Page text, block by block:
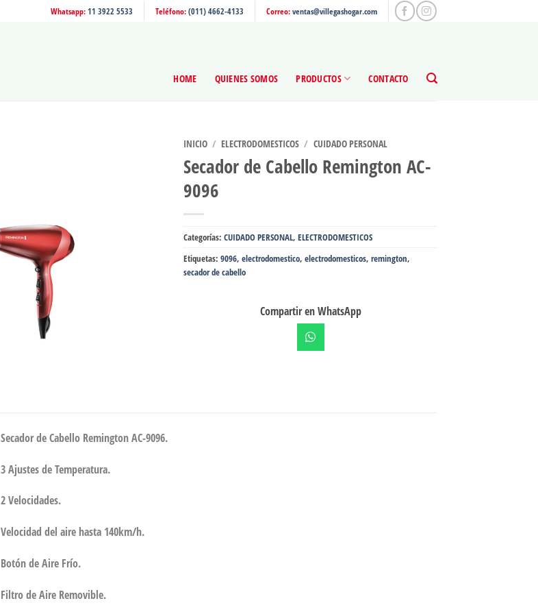
Whatsapp:11 3922 5533 Teléfono:(011) 4662-4133 Correo:ventas@villegashogar.com
HOME QUIENES SOMOS PRODUCTOS CONTACTO
INICIO / ELECTRODOMESTICOS / CUIDADO PERSONAL
Secador de Cabello Remington AC-
9096
Categorías:CUIDADO PERSONAL,ELECTRODOMESTICOS
Etiquetas:9096,electrodomestico,electrodomesticos,remington,
secador de cabello
Compartir en WhatsApp
Secador de Cabello Remington AC-9096.
3 Ajustes de Temperatura.
2 Velocidades.
Velocidad del aire hasta 140km/h.
Botón de Aire Frío.
Filtro de Aire Removible.